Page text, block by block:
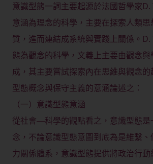
意識型態一詞主要起源於法國哲學家D.
意涵為理念的科學，主要在探索人類
質，進而連結成系統與實踐上關係。D.
態為觀念的科學，文義上主要由觀念與
成，其主要嘗試探索內在思維與觀念
型態概念與保守主義的意涵論述之：
（一）意識型態意涵
從社會—科學的觀點看之，意識型態是
念，不論意識型態意圖到底為是維繫
力關係體系，意識型態提供將政治行